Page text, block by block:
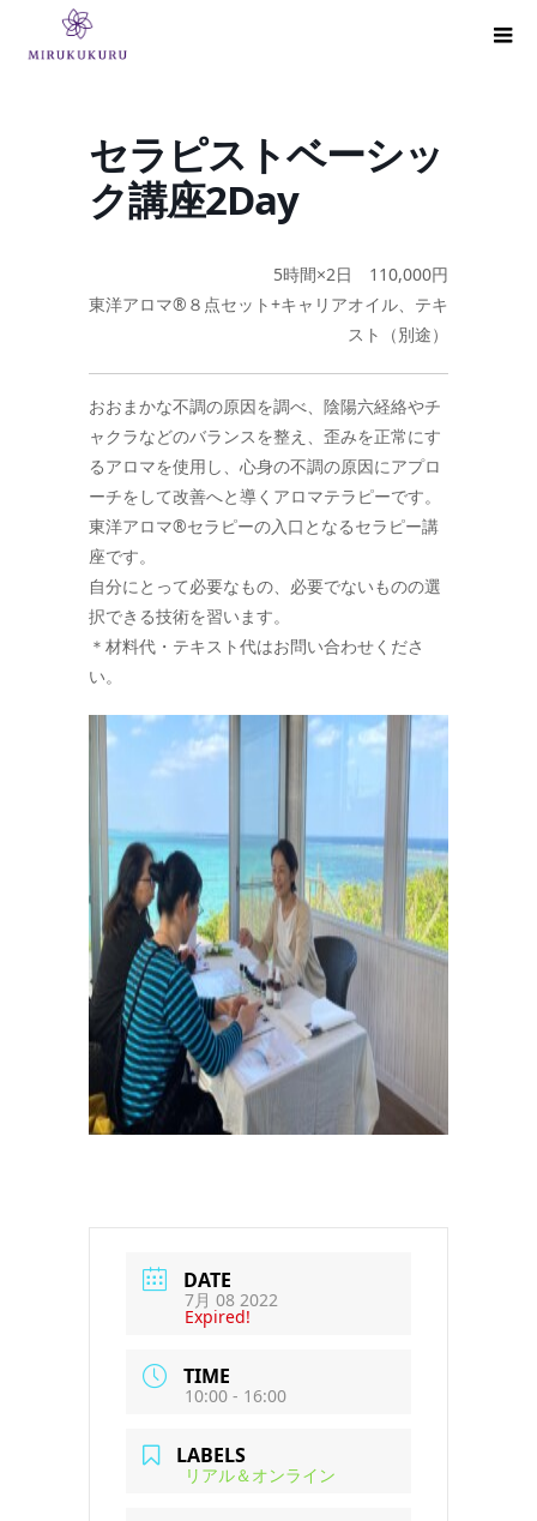
セラピストベーシッ
ク講座2Day
5時間×2日 110,000円
東洋アロマ®８点セット+キャリアオイル、テキ
スト（別途）
おおまかな不調の原因を調べ、陰陽六経絡やチ
ャクラなどのバランスを整え、歪みを正常にす
るアロマを使用し、心身の不調の原因にアプロ
ーチをして改善へと導くアロマテラピーです。
東洋アロマ®セラピーの入口となるセラピー講
座です。
自分にとって必要なもの、必要でないものの選
択できる技術を習います。
＊材料代・テキスト代はお問い合わせくださ
い。
DATE
7月 08 2022
Expired!
TIME
10:00 - 16:00
LABELS
リアル＆オンライン